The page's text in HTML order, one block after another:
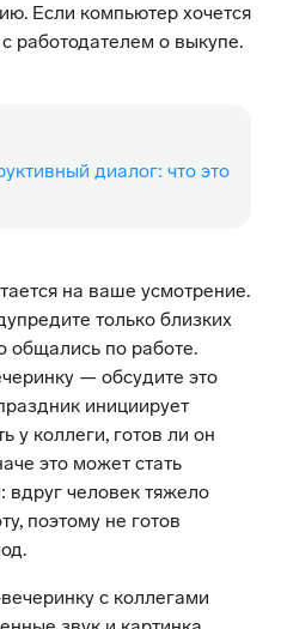
Если компьютер хочется
работодателем о выкупе.
диалог: что это
на ваше усмотрение.
только близких
общались по работе.
— обсудите это
инициирует
у коллеги, готов ли он
это может стать
человек тяжело
поэтому не готов
с коллегами